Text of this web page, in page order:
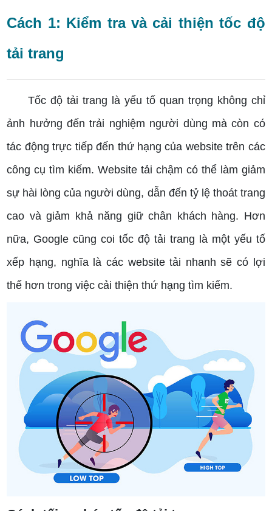
Cách 1: Kiểm tra và cải thiện tốc độ
tải trang
Tốc độ tải trang là yếu tố quan trọng không chỉ
ảnh hưởng đến trải nghiệm người dùng mà còn có
tác động trực tiếp đến thứ hạng của website trên các
công cụ tìm kiếm. Website tải chậm có thể làm giảm
sự hài lòng của người dùng, dẫn đến tỷ lệ thoát trang
cao và giảm khả năng giữ chân khách hàng. Hơn
nữa, Google cũng coi tốc độ tải trang là một yếu tố
xếp hạng, nghĩa là các website tải nhanh sẽ có lợi
thế hơn trong việc cải thiện thứ hạng tìm kiếm.